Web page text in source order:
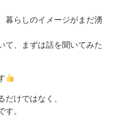
暮らしのイメージがまだ湧
て、まずは話を聞いてみた
だけではなく、
す。